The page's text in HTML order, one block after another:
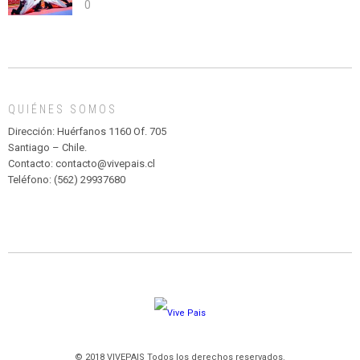
abuso”
Y
MADAGASCAR
PARQUE
HURATDO
0
QUIÉNES SOMOS
Dirección: Huérfanos 1160 Of. 705
Santiago – Chile.
Contacto: contacto@vivepais.cl
Teléfono: (562) 29937680
© 2018 VIVEPAIS Todos los derechos reservados.